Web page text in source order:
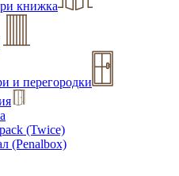
книжка
и перегородки
(Twice)
(Penalbox)